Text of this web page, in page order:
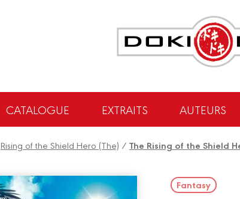
CATALOGUE EXTRAITS AUTEURS
Rising of the Shield Hero (The) / The Rising of the Shield
Fantasy